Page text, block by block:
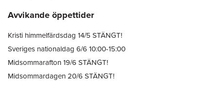
Avvikande öppettider
Kristi himmelfärdsdag 14/5 STÄNGT!
Sveriges nationaldag 6/6 10:00-15:00
Midsommarafton 19/6 STÄNGT!
Midsommardagen 20/6 STÄNGT!